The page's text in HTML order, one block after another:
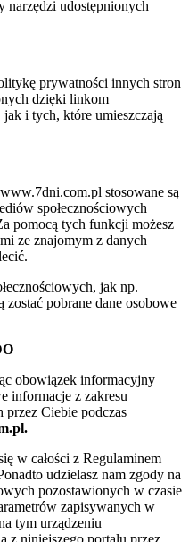
udostępnionych
prywatności innych stron
dzięki linkom
i tych, które umieszczają
stosowane są
społecznościowych
pomocą tych funkcji możesz
ze znajomym z danych
jak np.
pobrane dane osobowe
obowiązek informacyjny
informacje z zakresu
przez Ciebie podczas
w całości z Regulaminem
udzielasz nam zgody na
pozostawionych w czasie
zapisywanych w
tym urządzeniu
z niniejszego portalu przez